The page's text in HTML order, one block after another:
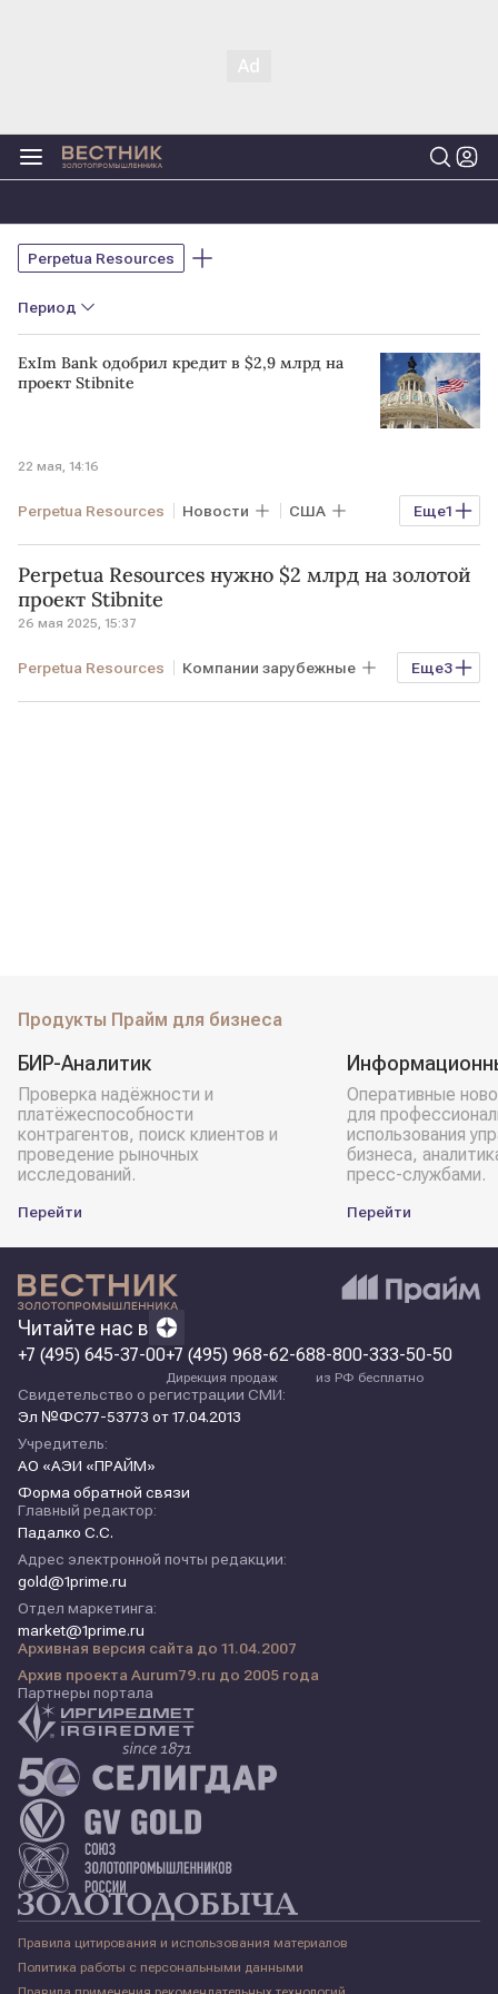
Perpetua Resources
Период
ExIm Bank одобрил кредит в $2,9 млрд на
проект Stibnite
22 мая, 14:16
Еще1
Perpetua Resources Новости США
GMN
Perpetua Resources нужно $2 млрд на золотой
проект Stibnite
26 мая 2025, 15:37
Еще3
Perpetua Resources Компании зарубежные
Новости Биржи и банки США
Продукты Прайм для бизнеса
БИР-Аналитик
Проверка надёжности и
платёжеспособности
контрагентов, поиск клиентов и
проведение рыночных
исследований.
Перейти
Оперативные
для
использования
бизнеса,
пресс-службами.
Перейти
Читайте нас в
+7 (495) 645-37-00+7 (495) 968-62-68
Дирекция продаж
8-800-333-50-50
из РФ бесплатно
Свидетельство о регистрации СМИ:
Эл №ФС77-53773 от 17.04.2013
Учредитель:
АО «АЭИ «ПРАЙМ»
Форма обратной связи
Главный редактор:
Падалко С.С.
Адрес электронной почты редакции:
gold@1prime.ru
Отдел маркетинга:
market@1prime.ru
Архивная версия сайта до 11.04.2007
Архив проекта Aurum79.ru до 2005 года
Партнеры портала
Правила цитирования и использования материалов
Политика работы с персональными данными